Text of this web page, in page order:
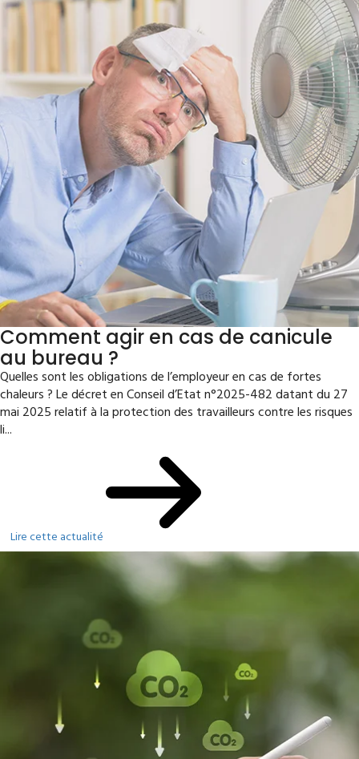
Comment agir en cas de canicule
au bureau ?
Quelles sont les obligations de l’employeur en cas de fortes
chaleurs ? Le décret en Conseil d’Etat n°2025-482 datant du 27
mai 2025 relatif à la protection des travailleurs contre les risques
li...
Lire cette actualité